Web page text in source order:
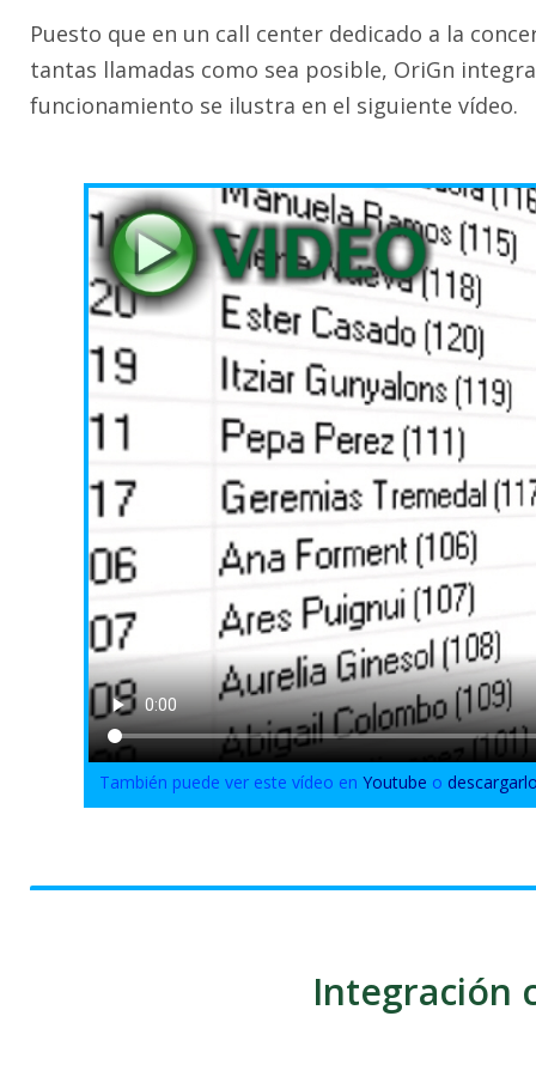
Puesto que en un call center dedicado a la
tantas llamadas como sea posible, OriGn
funcionamiento se ilustra en el siguiente vídeo.
También puede ver este vídeo enYoutube o
Integración